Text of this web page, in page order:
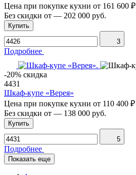
Цена при покупке кухни от 161 600 ₽
Без скидки от — 202 000 руб.
Купить
3
Подробнее
-20% скидка
4431
Шкаф-купе «Верея»
Цена при покупке кухни от 110 400 ₽
Без скидки от — 138 000 руб.
Купить
5
Подробнее
Показать еще